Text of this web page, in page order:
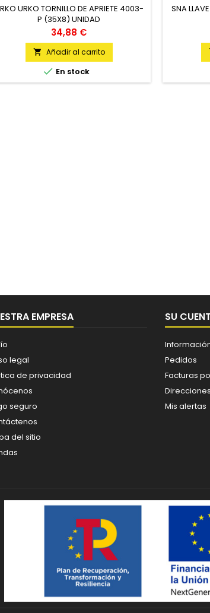
URKO TORNILLO DE APRIETE 4003-
P (35X8) UNIDAD
Precio
34,88 €
 Añadir al carrito
 En stock
SNA
EMPRESA
legal
de privacidad
seguro
del sitio
SU
Pedidos
Facturas
Direcciones
Mis alertas